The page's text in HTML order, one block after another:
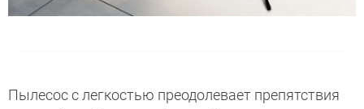
Пылесос с легкостью преодолевает препятствия